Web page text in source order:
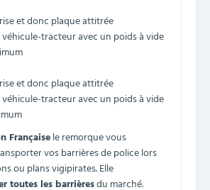
et donc plaque attitrée
véhicule-tracteur avec un poids à vide
et donc plaque attitrée
véhicule-tracteur avec un poids à vide
Françaisele remorque vous
vos barrières de police lors
ou plans vigipirates. Elle
toutes les barrièresdu marché.